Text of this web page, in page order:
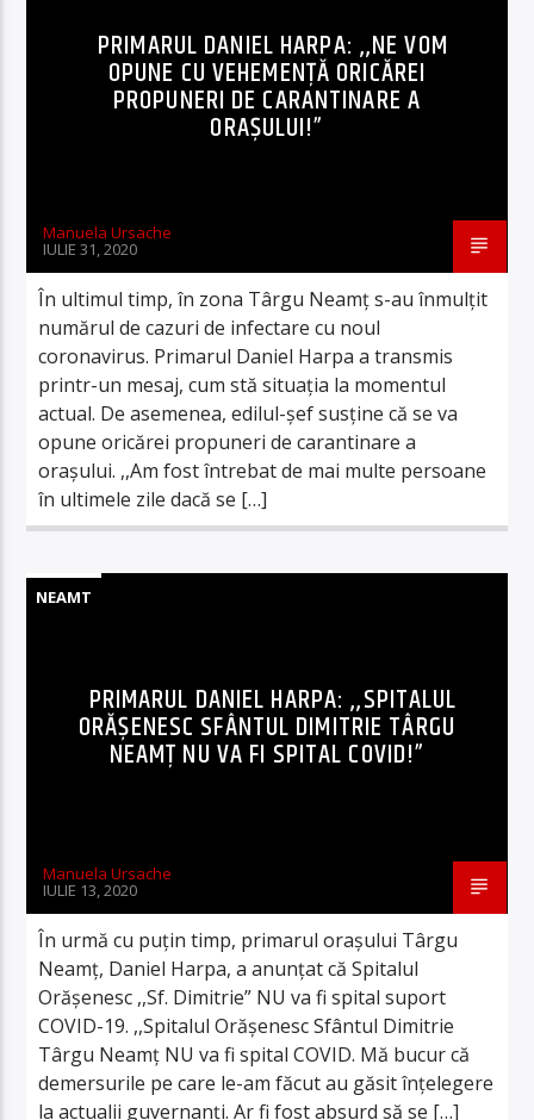
PRIMARUL DANIEL HARPA: ,,NE VOM
OPUNE CU VEHEMENȚĂ ORICĂREI
PROPUNERI DE CARANTINARE A
ORAȘULUI!”
Manuela Ursache
IULIE 31, 2020
În ultimul timp, în zona Târgu Neamț s-au înmulţit
numărul de cazuri de infectare cu noul
coronavirus. Primarul Daniel Harpa a transmis
printr-un mesaj, cum stă situaţia la momentul
actual. De asemenea, edilul-şef susţine că se va
opune oricărei propuneri de carantinare a
orașului. ,,Am fost întrebat de mai multe persoane
în ultimele zile dacă se […]
NEAMT
PRIMARUL DANIEL HARPA: ,,SPITALUL
ORĂȘENESC SFÂNTUL DIMITRIE TÂRGU
NEAMȚ NU VA FI SPITAL COVID!”
Manuela Ursache
IULIE 13, 2020
În urmă cu puţin timp, primarul oraşului Târgu
Neamţ, Daniel Harpa, a anunţat că Spitalul
Orăşenesc ,,Sf. Dimitrie” NU va fi spital suport
COVID-19. ,,Spitalul Orășenesc Sfântul Dimitrie
Târgu Neamț NU va fi spital COVID. Mă bucur că
demersurile pe care le-am făcut au găsit înțelegere
la actualii guvernanți. Ar fi fost absurd să se […]